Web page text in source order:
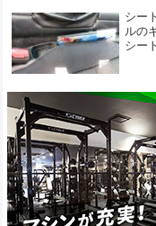
シー
ルの
シー